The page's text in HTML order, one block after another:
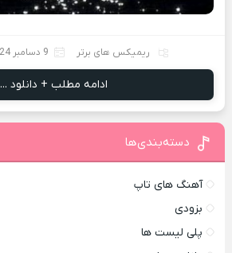
ریمیکس های برتر 9 دسامبر 2024
ادامه مطلب + دانلود ...
دسته‌بندی‌ها
آهنگ های تاپ
بزودی
پلی لیست ها